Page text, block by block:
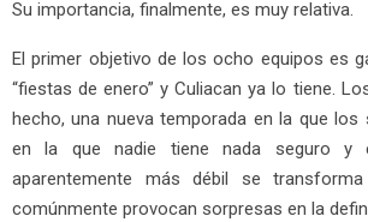
Su importancia, finalmente, es muy relativa.
El primer objetivo de los ocho equipos es
“fiestas de enero” y Culiacan ya lo tiene.
hecho, una nueva temporada en la que los
en la que nadie tiene nada seguro y
aparentemente más débil se
comúnmente provocan sorpresas en la